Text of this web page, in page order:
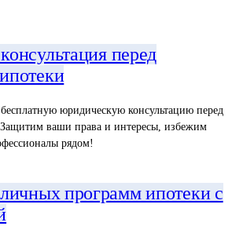
перед
юридическую консультацию перед
ваши права и интересы, избежим
рядом!
программ ипотеки с